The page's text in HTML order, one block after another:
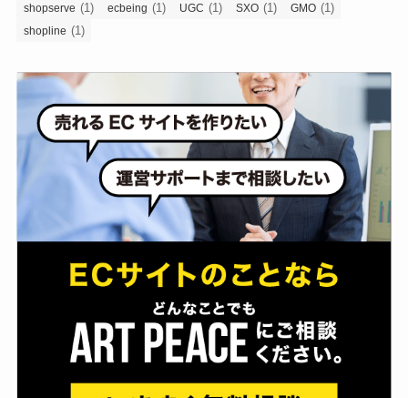
shopserve (1) ecbeing (1) UGC (1) SXO (1) GMO (1)
shopline (1)